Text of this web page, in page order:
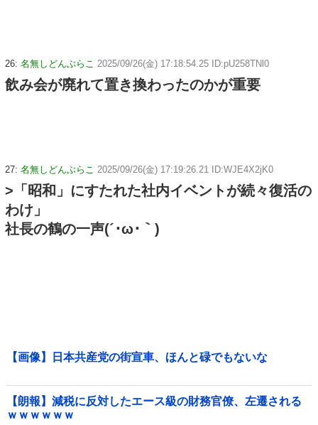
26: 名無しどんぶらこ 2025/09/26(金) 17:18:54.25 ID:pU258TNl0
飲み会が廃れて置き換わったのかが重要
27: 名無しどんぶらこ 2025/09/26(金) 17:19:26.21 ID:WJE4X2jK0
>「昭和」にすたれた社内イベントが続々復活の
わけ」
社長の鶴の一声(´･ω･｀)
【画像】日本共産党の街宣車、ほんと碌でもないな
【朗報】減税に反対したエース級の財務官僚、左遷される
ｗｗｗｗｗｗ